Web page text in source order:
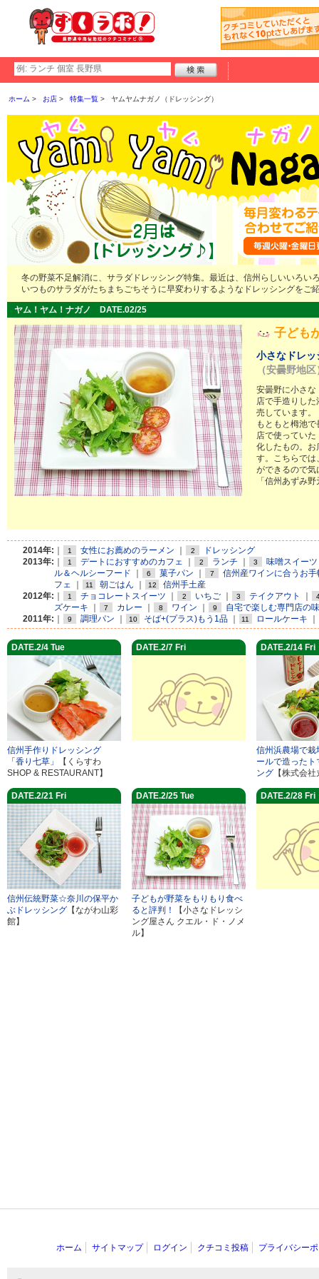
ホーム お店 特集一覧 ヤムヤムナガノ（ドレッシング）
冬の野菜不足解消に、サラダドレッシング特集。最近は、信州らしいいろい
いつものサラダがたちまちごちそうに早変わりするようなドレッシングをご
ヤム！ヤム！ナガノ DATE.02/25
子ども
小さなドレ
（安曇野地区
安曇野に小さな
店で手造りし
売しています。
もともと栂池
店で使ってい
化したもの。
す。こちらでは
ができるので気
「信州あずみ
2014年: 1 女性にお薦めのラーメン 2
ドレッシング
2013年:
1 デートにおすすめのカフェ 2 ランチ 3
味噌スイー
ル＆ヘルシーフード
6 菓子パン 7
信州産ワインに合うお手
フェ
11 朝ごはん 12
信州手土産
2012年:
1 チョコレートスイーツ 2 いちご｜ 3 テイクアウト
ズケーキ 7 カレー 8 ワイン 9
自宅で楽しむ専門店の
2011年:
9 調理パン 10 そば+(プラス)もう1品｜ 11 ロールケーキ
DATE.2/4 Tue
信州手作りドレッシング
「香り七草」
【くらすわ
SHOP & RESTAURANT】
DATE.2/7 Fri DATE.2/14 Fri
信州浜農場で栽
ールで造った
ング 【株式会
DATE.2/21 Fri
信州伝統野菜☆奈川の保平か
ぶドレッシング 【ながわ山彩
館】
DATE.2/25 Tue
子どもが野菜をもりもり食べ
ると評判！
【小さなドレッシ
ング屋さん クエル・ド・ノメ
ル】
DATE.2/28 Fri
ホーム サイトマップ ログイン クチコミ投稿 プライバシー